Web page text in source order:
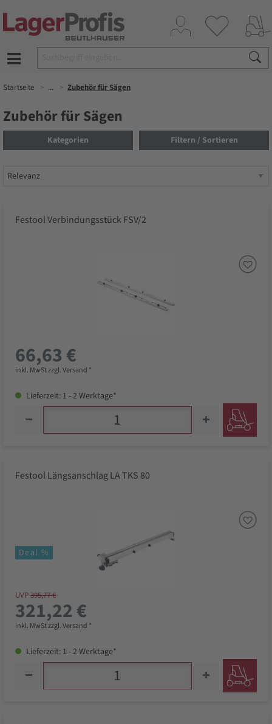
Startseite ... Zubehör für Sägen
Zubehör für Sägen
Kategorien Filtern / Sortieren
Festool Verbindungsstück FSV/2
66,63 €
inkl. MwSt zzgl. Versand *
Lieferzeit: 1 - 2 Werktage*
Festool Längsanschlag LA TKS 80
Deal %
UVP395,77 €
321,22 €
inkl. MwSt zzgl. Versand *
Lieferzeit: 1 - 2 Werktage*